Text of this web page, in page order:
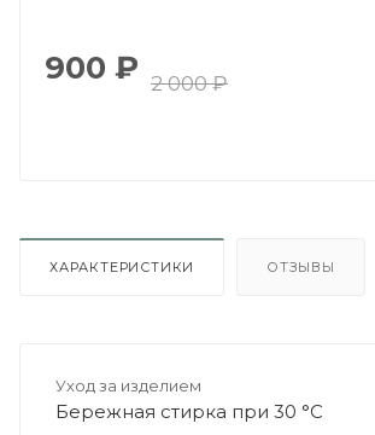
900 ₽ 2 000₽
ХАРАКТЕРИСТИКИ ОТЗЫВЫ
Уход за изделием
Бережная стирка при 30 °C